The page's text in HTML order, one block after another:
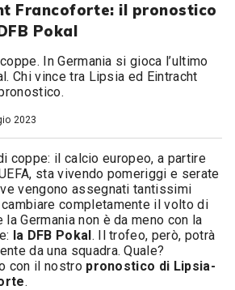
Francoforte: il pronostico
Pokal
In Germania si gioca l’ultimo
Chi vince tra Lipsia ed Eintracht
2023
coppe: il calcio europeo, a partire
sta vivendo pomeriggi e serate
vengono assegnati tantissimi
completamente il volto di
la Germania non è da meno con la
la DFB Pokal. Il trofeo, però, potrà
da una squadra. Quale?
con il nostro pronostico di Lipsia-
.